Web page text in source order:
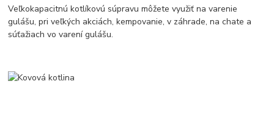
Veľkokapacitnú kotlíkovú súpravu môžete využiť na varenie
gulášu, pri veľkých akciách, kempovanie, v záhrade, na chate a
súťažiach vo varení gulášu.